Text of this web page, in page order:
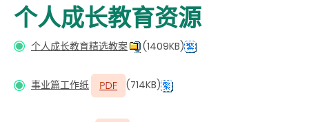
个人成长教育资源
个人成长教育精选教案 (1409KB)
事业篇工作纸 (714KB)